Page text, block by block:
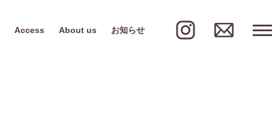
Access About us お知らせ